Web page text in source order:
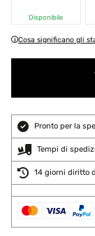
Disponibile
Cosa significano gli
Pronto per la
Tempi di
14 giorni diritto